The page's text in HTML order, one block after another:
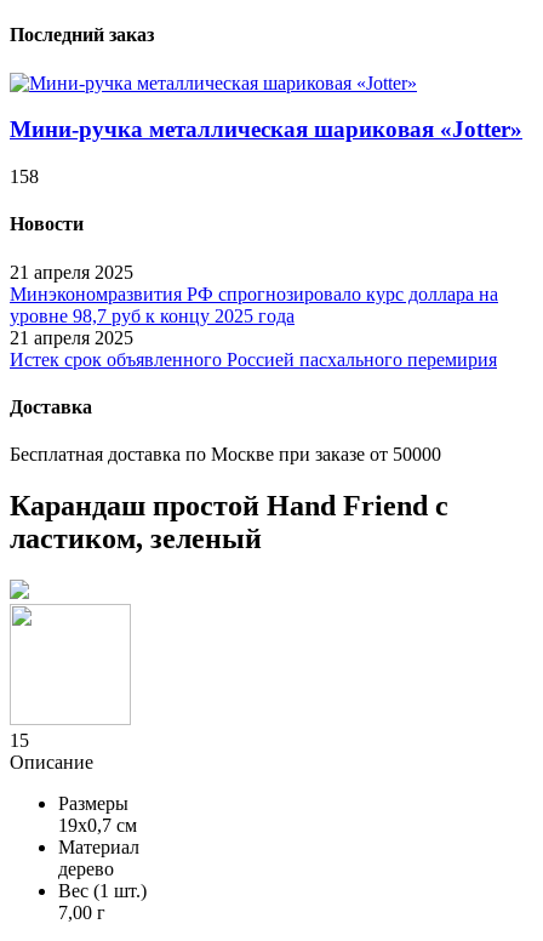
Последний заказ
Мини-ручка металлическая шариковая «Jotter»
158
Новости
21 апреля 2025
Минэкономразвития РФ спрогнозировало курс доллара на
уровне 98,7 руб к концу 2025 года
21 апреля 2025
Истек срок объявленного Россией пасхального перемирия
Доставка
Бесплатная доставка по Москве при заказе от 50000
Карандаш простой Hand Friend с
ластиком, зеленый
15
Описание
Размеры
19х0,7 см
Материал
дерево
Вес (1 шт.)
7,00 г